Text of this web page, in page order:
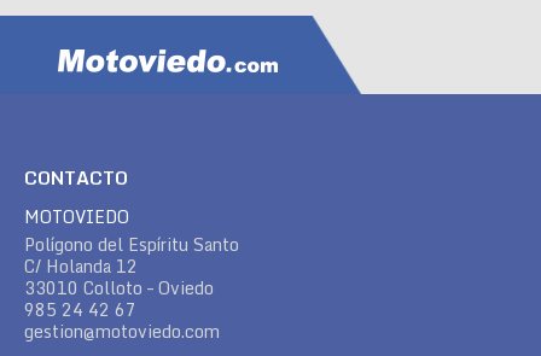
CONTACTO
MOTOVIEDO
Polígono del Espíritu Santo
C/ Holanda 12
33010 Colloto – Oviedo
985 24 42 67
gestion@motoviedo.com